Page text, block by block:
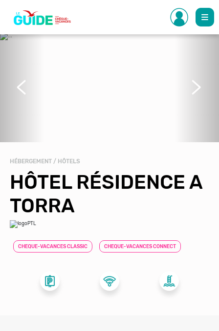
contenu
principal
HÉBERGEMENT / HÔTELS
HÔTEL RÉSIDENCE A
TORRA
CHEQUE-VACANCES CLASSIC CHEQUE-VACANCES CONNECT
Précédent Suivant